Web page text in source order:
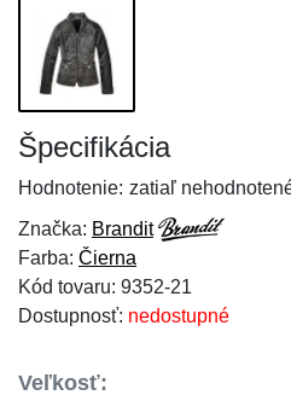
Špecifikácia
Hodnotenie: zatiaľ
Značka: Brandit
Farba: Čierna
Kód tovaru: 9352-21
Dostupnosť: nedostupné
Veľkosť: